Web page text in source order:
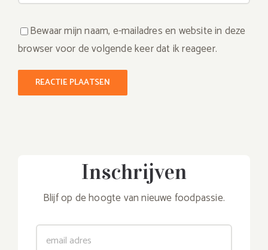
Bewaar mijn naam, e-mailadres en website in deze
browser voor de volgende keer dat ik reageer.
Inschrijven
Blijf op de hoogte van nieuwe foodpassie.